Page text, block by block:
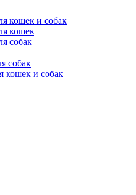
кошек и собак
кошек
собак
собак
кошек и собак